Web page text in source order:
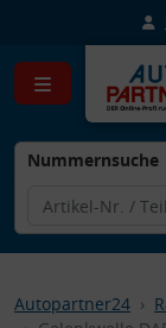
Nummernsuche
Autopartner24